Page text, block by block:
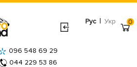
Рус | Укр
096 548 69 29
044 229 53 86
0